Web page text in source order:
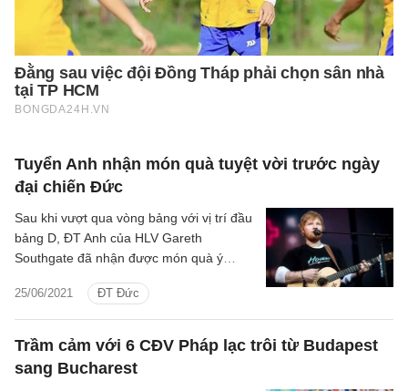
Tuyển Anh nhận món quà tuyệt vời trước ngày
đại chiến Đức
25/06/2021 ĐT Đức
Sau khi vượt qua vòng bảng với vị trí đầu
bảng D, ĐT Anh của HLV Gareth
Southgate đã nhận được món quà ý
Sheeran.
Trầm cảm với 6 CĐV Pháp lạc trôi từ Budapest
sang Bucharest